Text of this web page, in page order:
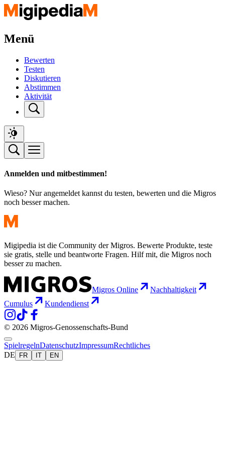
Menü
Bewerten
Testen
Diskutieren
Abstimmen
Aktivität
Anmelden und mitbestimmen!
Wieso? Nur angemeldet kannst du testen, bewerten und die Migros
noch besser machen.
Migipedia ist die Community der Migros. Bewerte Produkte, teste
sie gratis, stelle und beantworte Fragen. Hilf mit, die Migros noch
besser zu machen.
Migros Online
Nachhaltigkeit
Cumulus
Kundendienst
© 2026 Migros-Genossenschafts-Bund
SpielregelnDatenschutzImpressumRechtliches
DE
FR IT EN